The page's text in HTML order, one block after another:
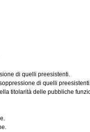
di quelli preesistenti.
di quelli
titolarità delle pubbliche